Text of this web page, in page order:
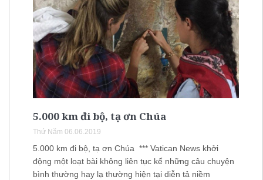
5.000 km đi bộ, tạ ơn Chúa
Thứ Năm 06.06.2019
5.000 km đi bộ, tạ ơn Chúa *** Vatican News khởi
động một loạt bài không liên tục kể những câu chuyện
bình thường hay lạ thường hiện tại diễn tả niềm